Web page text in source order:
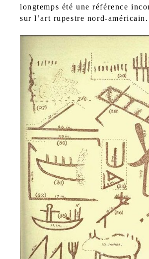
longtemps été une référence
sur l’art rupestre nord-américain.